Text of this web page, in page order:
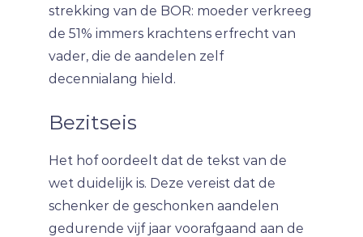
strekking van de BOR: moeder verkreeg
de 51% immers krachtens erfrecht van
vader, die de aandelen zelf
decennialang hield.
Bezitseis
Het hof oordeelt dat de tekst van de
wet duidelijk is. Deze vereist dat de
schenker de geschonken aandelen
gedurende vijf jaar voorafgaand aan de